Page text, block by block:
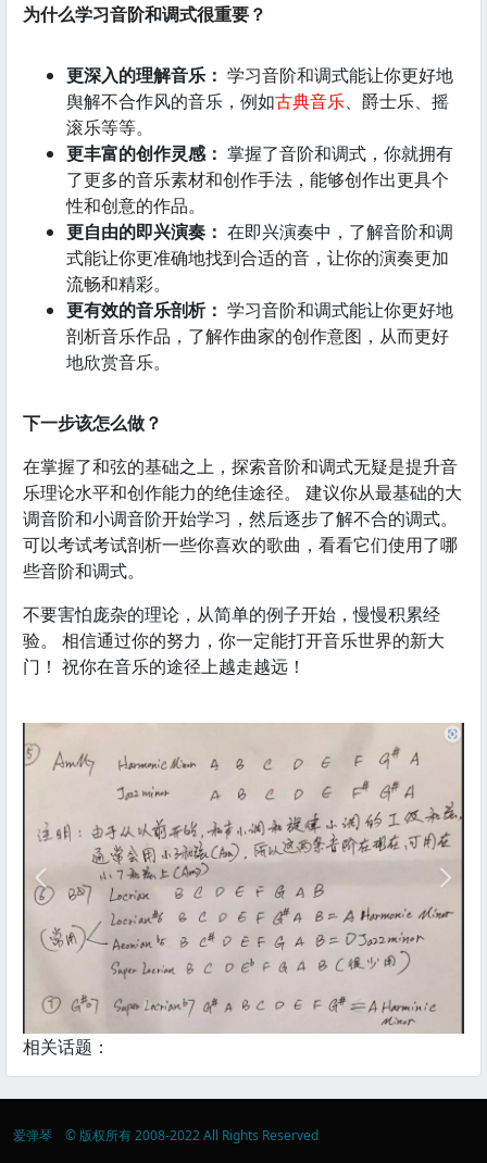
为什么学习音阶和调式很重要？
更深入的理解音乐： 学习音阶和调式能让你更好地
舆解不合作风的音乐，例如古典音乐、爵士乐、摇
滚乐等等。
更丰富的创作灵感： 掌握了音阶和调式，你就拥有
了更多的音乐素材和创作手法，能够创作出更具个
性和创意的作品。
更自由的即兴演奏： 在即兴演奏中，了解音阶和调
式能让你更准确地找到合适的音，让你的演奏更加
流畅和精彩。
更有效的音乐剖析： 学习音阶和调式能让你更好地
剖析音乐作品，了解作曲家的创作意图，从而更好
地欣赏音乐。
下一步该怎么做？
在掌握了和弦的基础之上，探索音阶和调式无疑是提升音
乐理论水平和创作能力的绝佳途径。 建议你从最基础的大
调音阶和小调音阶开始学习，然后逐步了解不合的调式。
可以考试考试剖析一些你喜欢的歌曲，看看它们使用了哪
些音阶和调式。
不要害怕庞杂的理论，从简单的例子开始，慢慢积累经
验。 相信通过你的努力，你一定能打开音乐世界的新大
门！ 祝你在音乐的途径上越走越远！
相关话题：
爱弹琴 © 版权所有 2008-2022 All Rights Reserved